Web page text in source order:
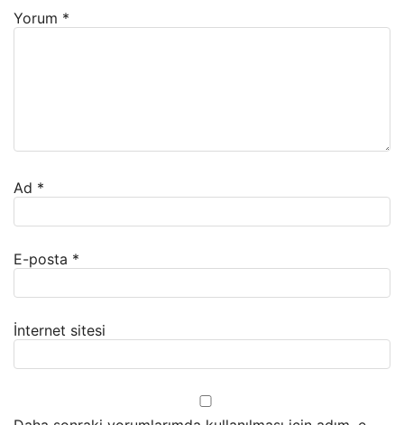
Yorum *
Ad *
E-posta *
İnternet sitesi